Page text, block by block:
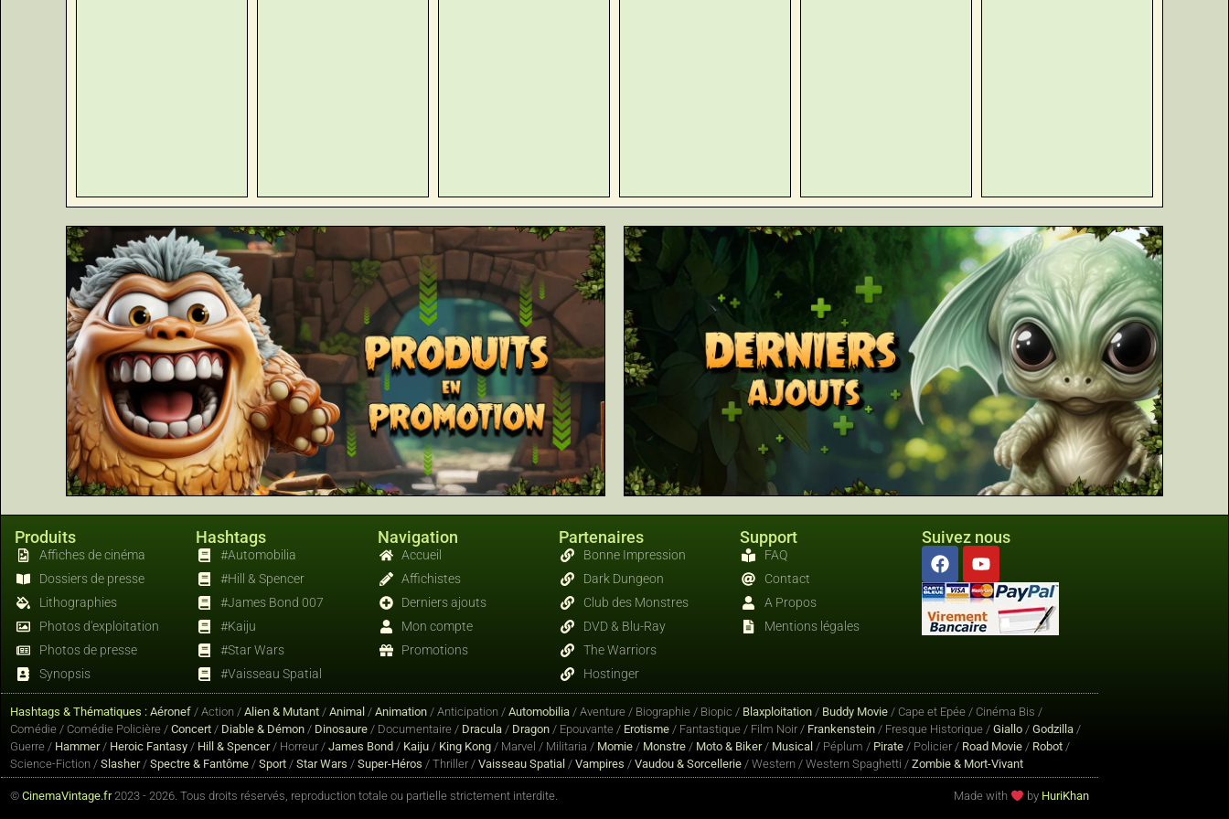
Produits
Affiches de cinéma
Dossiers de presse
Lithographies
Photos d'exploitation
Photos de presse
Synopsis
Hashtags
#Automobilia
#Hill & Spencer
#James Bond 007
#Kaiju
#Star Wars
#Vaisseau Spatial
Navigation
Accueil
Affichistes
Derniers ajouts
Mon compte
Promotions
Partenaires
Bonne Impression
Dark Dungeon
Club des Monstres
DVD & Blu-Ray
The Warriors
Hostinger
Support
FAQ
Contact
A Propos
Mentions légales
Suivez nous
Hashtags & Thématiques : Aéronef / Action / Alien & Mutant / Animal / Animation / Anticipation / Automobilia / Aventure / Biographie / Biopic / Blaxploitation / Buddy Movie / Cape et Epée / Cinéma Bis /
Comédie / Comédie Policière / Concert / Diable & Démon / Dinosaure / Documentaire / Dracula / Dragon / Epouvante / Erotisme / Fantastique / Film Noir / Frankenstein / Fresque Historique / Giallo / Godzilla /
Guerre / Hammer/ Heroic Fantasy / Hill & Spencer/ Horreur / James Bond / Kaiju / King Kong / Marvel / Militaria / Momie / Monstre / Moto & Biker/ Musical / Péplum / Pirate / Policier / Road Movie / Robot /
Science-Fiction / Slasher/ Spectre & Fantôme / Sport / Star Wars / Super-Héros / Thriller / Vaisseau Spatial / Vampires / Vaudou & Sorcellerie / Western / Western Spaghetti / Zombie & Mort-Vivant
© CinemaVintage.fr2023 - 2026. Tous droits réservés, reproduction totale ou partielle strictement interdite. Made with by HuriKhan